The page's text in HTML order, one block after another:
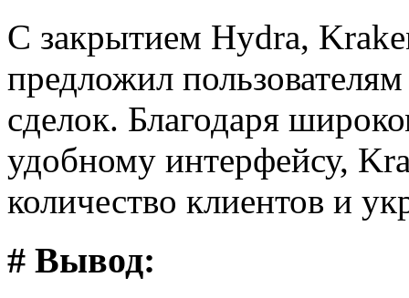
С закрытием Hydra,
предложил
сделок. Благодаря
удобному интерфейсу,
количество клиентов и
# Вывод: